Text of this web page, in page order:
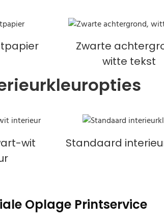
Zwarte
witte tekst
wit
Standaard
Oplage Printservice